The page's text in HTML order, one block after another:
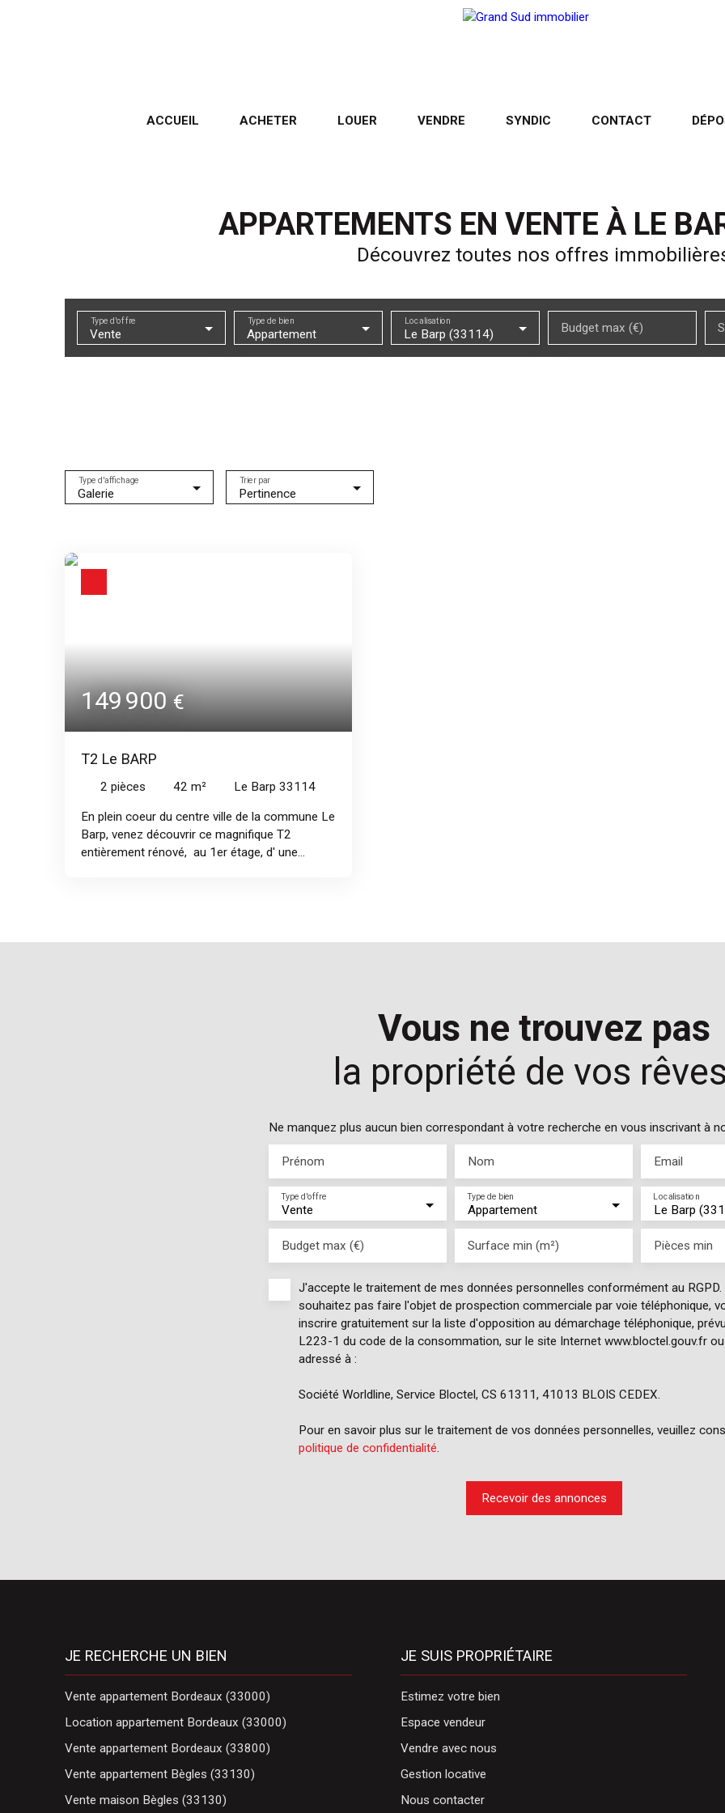
ACCUEIL ACHETER LOUER VENDRE SYNDIC CONTACT
APPARTEMENTS EN VENTE À LE
Découvrez toutes nos offres
Vente
Type d'offre
Appartement
Type de bien
Le Barp (33114)
Localisation Budget max (€)
Galerie
Type d'affichage
Pertinence
Trier par
149 900€
T2 Le BARP
2 pièces 42 m² Le Barp 33114
En plein coeur du centre ville de la commune Le
Barp, venez découvrir ce magnifique T2
entièrement rénové, au 1er étage, d' une
emplacement de stationnement complètent ce
Vous ne trouvez pas
la propriété de vos
Ne manquez plus aucun bien correspondant à votre recherche en vous inscrivant à
Prénom Nom Email
Vente
Type d'offre
Appartement
Type de bien
Le Barp
Localisation
Budget max (€) Surface min (m²) Pièces min
J'accepte le traitement de mes données personnelles conformément au RGPD.
souhaitez pas faire l'objet de prospection commerciale par voie téléphonique,
inscrire gratuitement sur la liste d'opposition au démarchage téléphonique,
L223-1 du code de la consommation, sur le site Internet www.bloctel.gouv.fr
adressé à :
Société Worldline, Service Bloctel, CS 61311, 41013 BLOIS CEDEX.
Pour en savoir plus sur le traitement de vos données personnelles, veuillez
politique de confidentialité.
Recevoir des annonces
JE RECHERCHE UN BIEN
Vente appartement Bordeaux (33000)
Location appartement Bordeaux (33000)
Vente appartement Bordeaux (33800)
Vente appartement Bègles (33130)
Vente maison Bègles (33130)
JE SUIS PROPRIÉTAIRE
Estimez votre bien
Espace vendeur
Vendre avec nous
Gestion locative
Nous contacter